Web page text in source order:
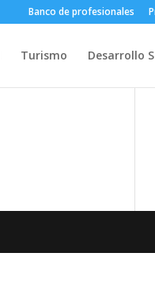
Banco de profesionales
Turismo Desarrollo